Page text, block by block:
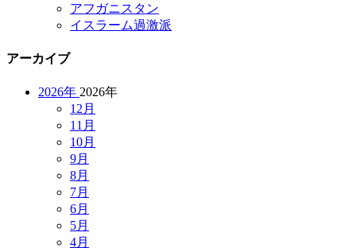
アフガニスタン
イスラーム過激派
アーカイブ
2026年 2026年
12月
11月
10月
9月
8月
7月
6月
5月
4月